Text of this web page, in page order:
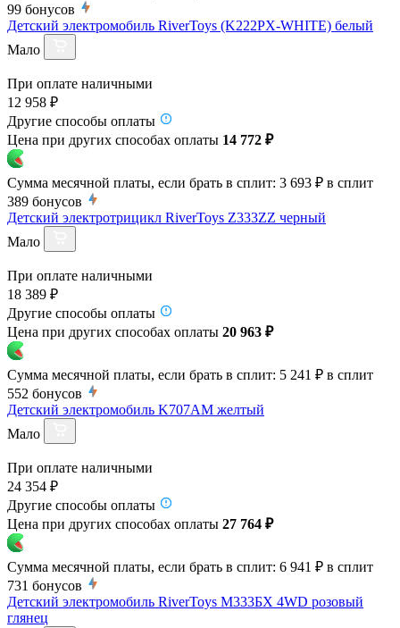
99 бонусов
Детский электромобиль RiverToys (K222PX-WHITE) белый
Мало
При оплате наличными
12 958 ₽
Другие способы оплаты
Цена при других способах оплаты 14 772 ₽
Сумма месячной платы, если брать в сплит: 3 693 ₽ в сплит
389 бонусов
Детский электротрицикл RiverToys Z333ZZ черный
Мало
При оплате наличными
18 389 ₽
Другие способы оплаты
Цена при других способах оплаты 20 963 ₽
Сумма месячной платы, если брать в сплит: 5 241 ₽ в сплит
552 бонусов
Детский электромобиль K707AM желтый
Мало
При оплате наличными
24 354 ₽
Другие способы оплаты
Цена при других способах оплаты 27 764 ₽
Сумма месячной платы, если брать в сплит: 6 941 ₽ в сплит
731 бонусов
Детский электромобиль RiverToys М333БХ 4WD розовый
глянец